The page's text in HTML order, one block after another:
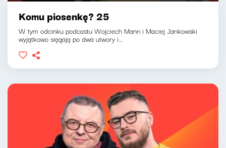
Komu piosenkę? 25
W tym odcinku podcastu Wojciech Mann i Maciej Jankowski
wyjątkowo sięgają po dwa utwory i...